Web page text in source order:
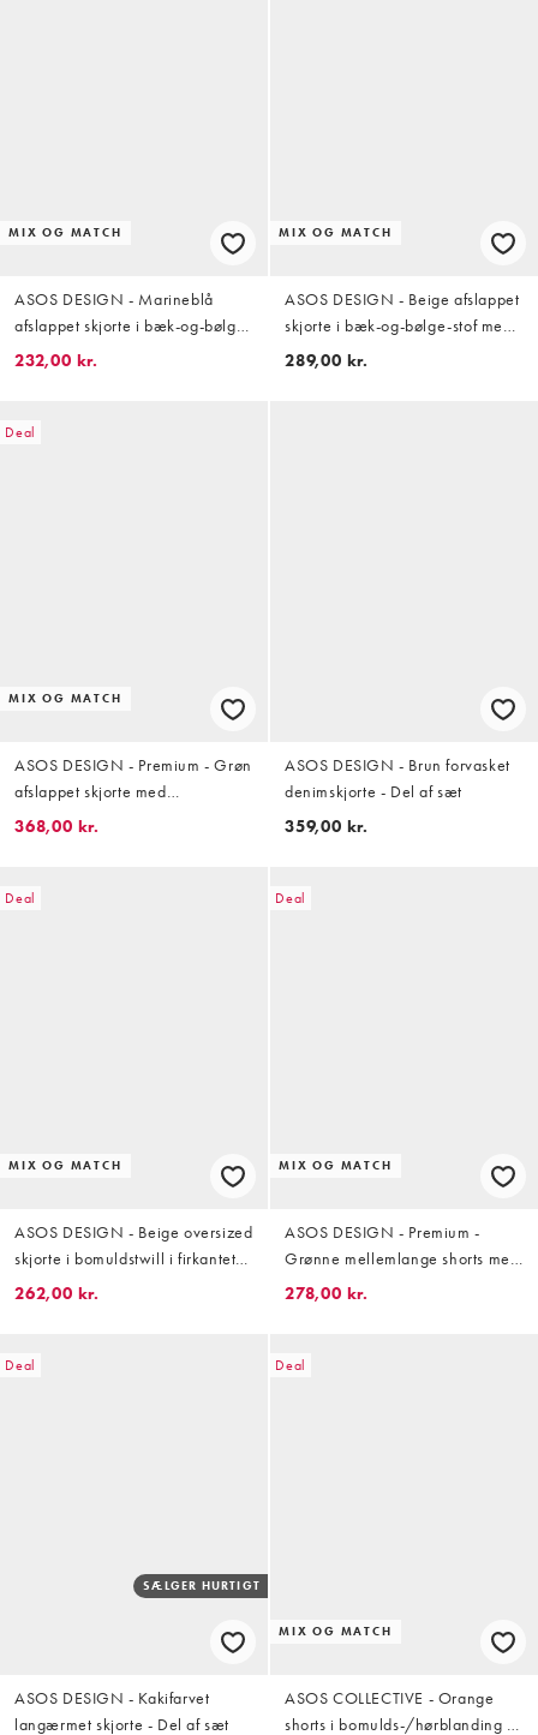
MIX OG MATCH
ASOS DESIGN - Marineblå
afslappet skjorte i bæk-og-bølge-
stof med reverskrave - Del af sæt
232,00 kr.
MIX OG MATCH
ASOS DESIGN - Beige afslappet
skjorte i bæk-og-bølge-stof med
reverskrave - Del af sæt
289,00 kr.
Deal
MIX OG MATCH
ASOS DESIGN - Premium - Grøn
afslappet skjorte med
vaffeltekstur - Del af sæt
368,00 kr.
ASOS DESIGN - Brun forvasket
denimskjorte - Del af sæt
359,00 kr.
Deal
MIX OG MATCH
ASOS DESIGN - Beige oversized
skjorte i bomuldstwill i firkantet
pasform - Del af sæt
262,00 kr.
Deal
MIX OG MATCH
ASOS DESIGN - Premium -
Grønne mellemlange shorts med
tekstur - Del af sæt
278,00 kr.
Deal
SÆLGER HURTIGT
ASOS DESIGN - Kakifarvet
langærmet skjorte - Del af sæt
Deal
MIX OG MATCH
ASOS COLLECTIVE - Orange
shorts i bomulds-/hørblanding -